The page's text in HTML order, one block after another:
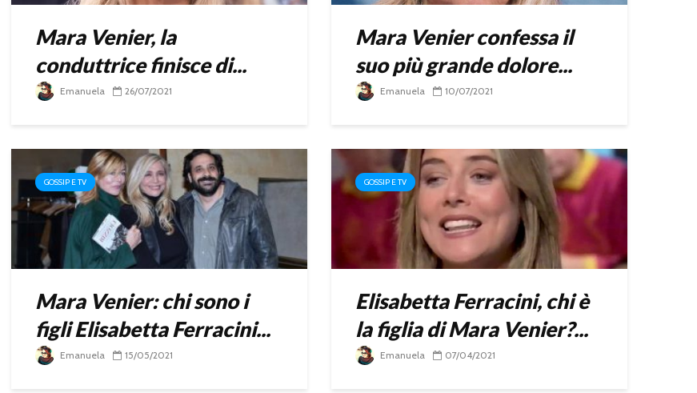
Mara Venier, la
conduttrice finisce di...
Emanuela 26/07/2021
Mara Venier confessa il
suo più grande dolore...
Emanuela 10/07/2021
GOSSIP E TV
Mara Venier: chi sono i
figli Elisabetta Ferracini...
Emanuela 15/05/2021
GOSSIP E TV
Elisabetta Ferracini, chi è
la figlia di Mara Venier?...
Emanuela 07/04/2021